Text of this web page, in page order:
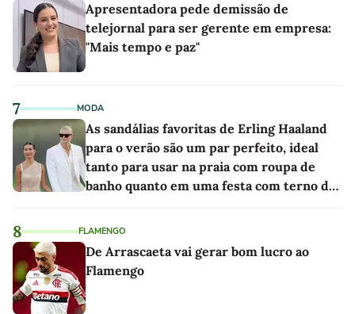
Apresentadora pede demissão de
telejornal para ser gerente em empresa:
"Mais tempo e paz"
7 MODA
As sandálias favoritas de Erling Haaland
para o verão são um par perfeito, ideal
tanto para usar na praia com roupa de
banho quanto em uma festa com terno de
8 FLAMENGO
De Arrascaeta vai gerar bom lucro ao
Flamengo